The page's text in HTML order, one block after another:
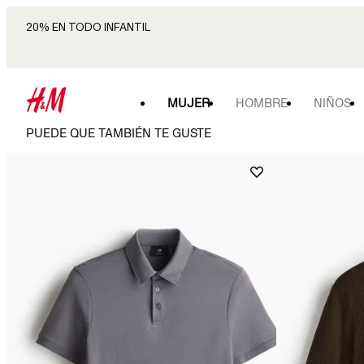
20% EN TODO INFANTIL
MUJER HOMBRE NIÑOS
PUEDE QUE TAMBIÉN TE GUSTE